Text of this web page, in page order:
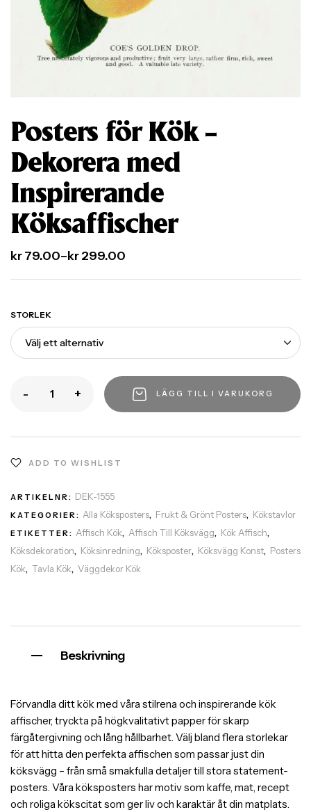
Posters för Kök –
Dekorera med
Inspirerande
Köksaffischer
kr79.00–kr299.00
STORLEK
- + LÄGG TILL I VARUKORG
ADD TO WISHLIST
ARTIKELNR: DEK-1555
KATEGORIER: Alla Köksposters, Frukt & Grönt Posters, Kökstavlor
ETIKETTER: Affisch Kök, Affisch Till Köksvägg, Kök Affisch,
Köksdekoration, Köksinredning, Köksposter, Köksvägg Konst, Posters
Kök, Tavla Kök, Väggdekor Kök
Beskrivning
Förvandla ditt kök med våra stilrena och inspirerande kök
affischer, tryckta på högkvalitativt papper för skarp
färgåtergivning och lång hållbarhet. Välj bland flera storlekar
för att hitta den perfekta affischen som passar just din
köksvägg – från små smakfulla detaljer till stora statement-
posters. Våra köksposters har motiv som kaffe, mat, recept
och roliga kökscitat som ger liv och karaktär åt din matplats.